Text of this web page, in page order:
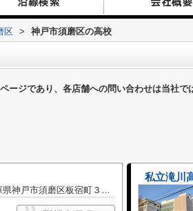
区 > 神戸市須磨区の高校
ージであり、各店舗への問い合わせは当社で
兵庫県神戸市須磨区板宿町３丁目
私立滝川